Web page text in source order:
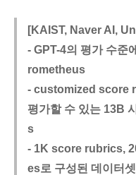
[KAIST, Naver AI,
- GPT-4의 평가 수준
rometheus
- customized score
평가할 수 있는 13B
s
- 1K score rubrics,
es로 구성된 데이터